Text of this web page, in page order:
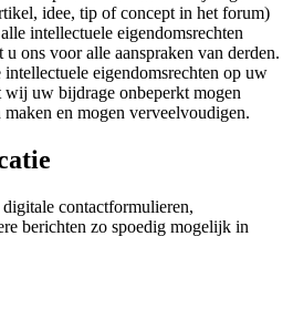
idee, tip of concept in het forum)
intellectuele eigendomsrechten
ons voor alle aanspraken van derden.
intellectuele eigendomsrechten op uw
wij uw bijdrage onbeperkt mogen
en mogen verveelvoudigen.
contactformulieren,
berichten zo spoedig mogelijk in